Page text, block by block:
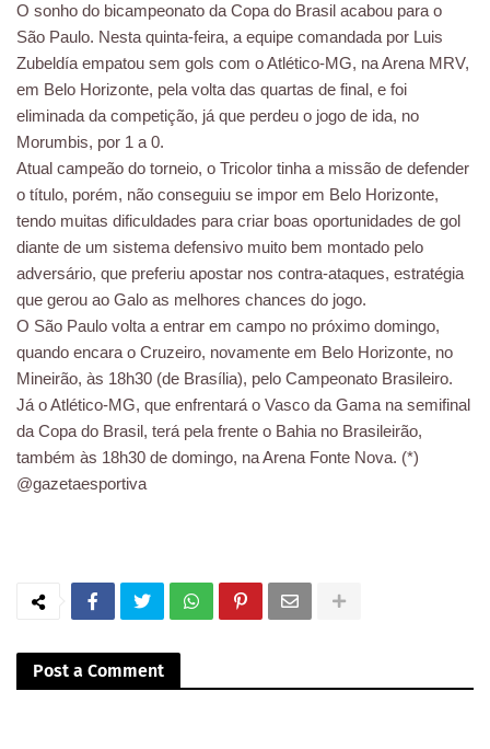
O sonho do bicampeonato da Copa do Brasil acabou para o
São Paulo. Nesta quinta-feira, a equipe comandada por Luis
Zubeldía empatou sem gols com o Atlético-MG, na Arena MRV,
em Belo Horizonte, pela volta das quartas de final, e foi
eliminada da competição, já que perdeu o jogo de ida, no
Morumbis, por 1 a 0.
Atual campeão do torneio, o Tricolor tinha a missão de defender
o título, porém, não conseguiu se impor em Belo Horizonte,
tendo muitas dificuldades para criar boas oportunidades de gol
diante de um sistema defensivo muito bem montado pelo
adversário, que preferiu apostar nos contra-ataques, estratégia
que gerou ao Galo as melhores chances do jogo.
O São Paulo volta a entrar em campo no próximo domingo,
quando encara o Cruzeiro, novamente em Belo Horizonte, no
Mineirão, às 18h30 (de Brasília), pelo Campeonato Brasileiro.
Já o Atlético-MG, que enfrentará o Vasco da Gama na semifinal
da Copa do Brasil, terá pela frente o Bahia no Brasileirão,
também às 18h30 de domingo, na Arena Fonte Nova. (*)
@gazetaesportiva
Post a Comment